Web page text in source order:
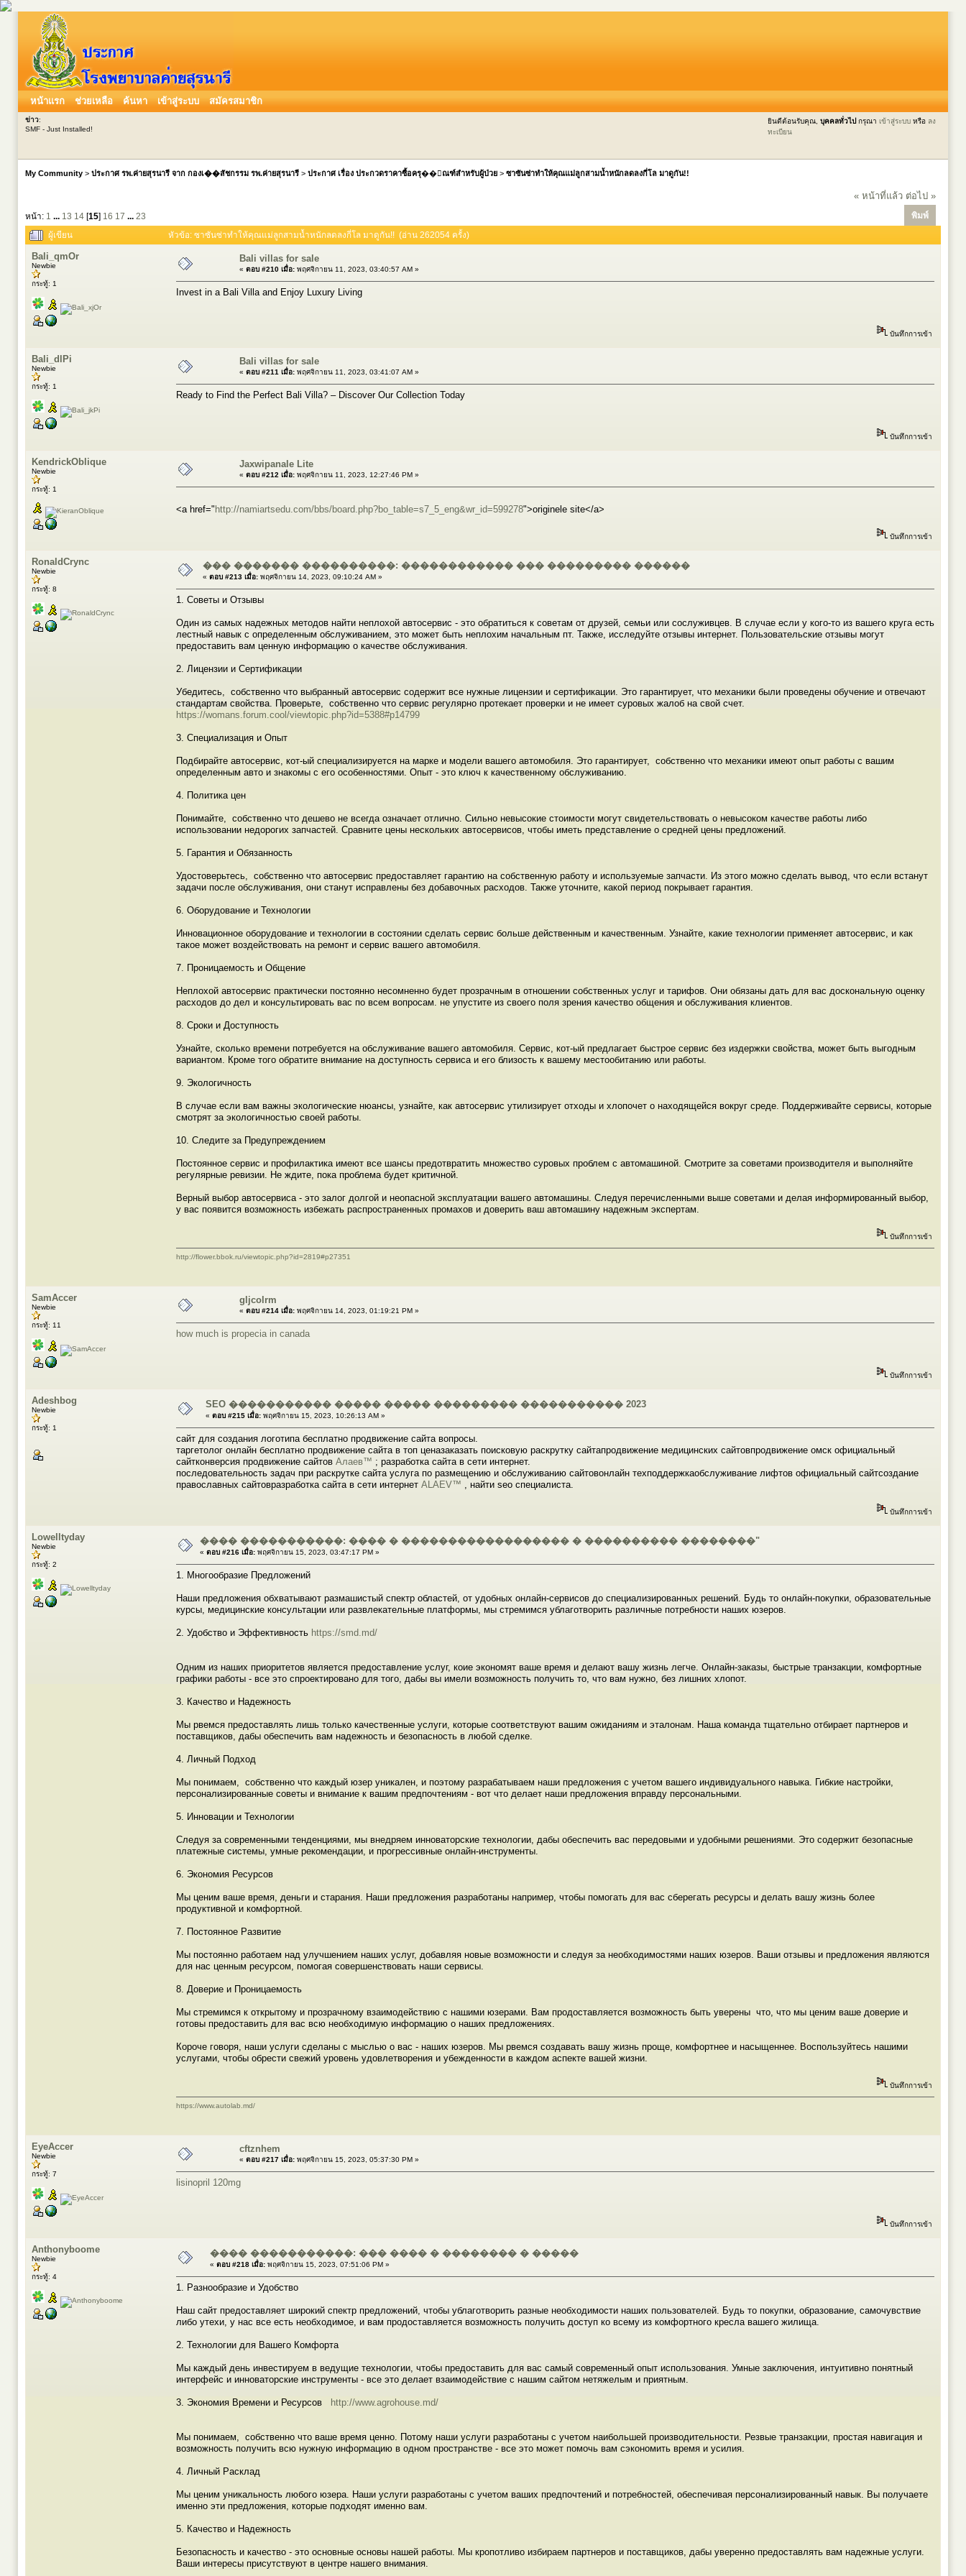
หน้าแรก ช่วยเหลือ ค้นหา เข้าสู่ระบบ สมัครสมาชิก
ยินดีต้อนรับคุณ, บุคคลทั่วไป กรุณา เข้าสู่ระบบ หรือ ลง
ทะเบียน
ข่าว:
SMF - Just Installed!
My Community > ประกาศ รพ.ค่ายสุรนารี จาก กองเ��สัชกรรม รพ.ค่ายสุรนารี > ประกาศ เรื่อง ประกวดราคาซื้อครุ��ัณฑ์สำหรับผู้ป่วย > ซาซันซ่าทำให้คุณแม่ลูกสามน้ำหนักลดลงกี่โล มาดูกัน!!
หน้า: 1 ... 13 14 [15] 16 17 ... 23
« หน้าที่แล้ว ต่อไป »
พิมพ์
ผู้เขียน หัวข้อ: ซาซันซ่าทำให้คุณแม่ลูกสามน้ำหนักลดลงกี่โล มาดูกัน!! (อ่าน 262054 ครั้ง)
Bali_qmOr
Newbie
กระทู้: 1
Bali villas for sale
« ตอบ #210 เมื่อ: พฤศจิกายน 11, 2023, 03:40:57 AM »
Invest in a Bali Villa and Enjoy Luxury Living
บันทึกการเข้า
Bali_dlPi
Newbie
กระทู้: 1
Bali villas for sale
« ตอบ #211 เมื่อ: พฤศจิกายน 11, 2023, 03:41:07 AM »
Ready to Find the Perfect Bali Villa? – Discover Our Collection Today
บันทึกการเข้า
KendrickOblique
Newbie
กระทู้: 1
Jaxwipanale Lite
« ตอบ #212 เมื่อ: พฤศจิกายน 11, 2023, 12:27:46 PM »
<a href=" http://namiartsedu.com/bbs/board.php?bo_table=s7_5_eng&wr_id=599278">originele site</a>
บันทึกการเข้า
RonaldCrync
Newbie
กระทู้: 8
��� ������� ����������: ������������ ��� ��������� ������
« ตอบ #213 เมื่อ: พฤศจิกายน 14, 2023, 09:10:24 AM »
1. Советы и Отзывы
Один из самых надежных методов найти неплохой автосервис - это обратиться к советам от друзей, семьи или сослуживцев. В случае если у кого-то из вашего круга есть
лестный навык с определенным обслуживанием, это может быть неплохим начальным пт. Также, исследуйте отзывы интернет. Пользовательские отзывы могут
предоставить вам ценную информацию о качестве обслуживания.
2. Лицензии и Сертификации
Убедитесь, собственно что выбранный автосервис содержит все нужные лицензии и сертификации. Это гарантирует, что механики были проведены обучение и отвечают
стандартам свойства. Проверьте, собственно что сервис регулярно протекает проверки и не имеет суровых жалоб на свой счет.
https://womans.forum.cool/viewtopic.php?id=5388#p14799
3. Специализация и Опыт
Подбирайте автосервис, кот-ый специализируется на марке и модели вашего автомобиля. Это гарантирует, собственно что механики имеют опыт работы с вашим
определенным авто и знакомы с его особенностями. Опыт - это ключ к качественному обслуживанию.
4. Политика цен
Понимайте, собственно что дешево не всегда означает отлично. Сильно невысокие стоимости могут свидетельствовать о невысоком качестве работы либо
использовании недорогих запчастей. Сравните цены нескольких автосервисов, чтобы иметь представление о средней цены предложений.
5. Гарантия и Обязанность
Удостоверьтесь, собственно что автосервис предоставляет гарантию на собственную работу и используемые запчасти. Из этого можно сделать вывод, что если встанут
задачи после обслуживания, они станут исправлены без добавочных расходов. Также уточните, какой период покрывает гарантия.
6. Оборудование и Технологии
Инновационное оборудование и технологии в состоянии сделать сервис больше действенным и качественным. Узнайте, какие технологии применяет автосервис, и как
такое может воздействовать на ремонт и сервис вашего автомобиля.
7. Проницаемость и Общение
Неплохой автосервис практически постоянно несомненно будет прозрачным в отношении собственных услуг и тарифов. Они обязаны дать для вас доскональную оценку
расходов до дел и консультировать вас по всем вопросам. не упустите из своего поля зрения качество общения и обслуживания клиентов.
8. Сроки и Доступность
Узнайте, сколько времени потребуется на обслуживание вашего автомобиля. Сервис, кот-ый предлагает быстрое сервис без издержки свойства, может быть выгодным
вариантом. Кроме того обратите внимание на доступность сервиса и его близость к вашему местообитанию или работы.
9. Экологичность
В случае если вам важны экологические нюансы, узнайте, как автосервис утилизирует отходы и хлопочет о находящейся вокруг среде. Поддерживайте сервисы, которые
смотрят за экологичностью своей работы.
10. Следите за Предупреждением
Постоянное сервис и профилактика имеют все шансы предотвратить множество суровых проблем с автомашиной. Смотрите за советами производителя и выполняйте
регулярные ревизии. Не ждите, пока проблема будет критичной.
Верный выбор автосервиса - это залог долгой и неопасной эксплуатации вашего автомашины. Следуя перечисленными выше советами и делая информированный выбор,
у вас появится возможность избежать распространенных промахов и доверить ваш автомашину надежным экспертам.
บันทึกการเข้า
http://flower.bbok.ru/viewtopic.php?id=2819#p27351
SamAccer
Newbie
กระทู้: 11
gljcolrm
« ตอบ #214 เมื่อ: พฤศจิกายน 14, 2023, 01:19:21 PM »
how much is propecia in canada
บันทึกการเข้า
Adeshbog
Newbie
กระทู้: 1
SEO ����������� ����� ����� ��������� ����������� 2023
« ตอบ #215 เมื่อ: พฤศจิกายน 15, 2023, 10:26:13 AM »
сайт для создания логотипа бесплатно продвижение сайта вопросы.
таргетолог онлайн бесплатно продвижение сайта в топ ценазаказать поисковую раскрутку сайтапродвижение медицинских сайтовпродвижение омск официальный
сайтконверсия продвижение сайтов Алаев™ ; разработка сайта в сети интернет.
последовательность задач при раскрутке сайта услуга по размещению и обслуживанию сайтовонлайн техподдержкаобслуживание лифтов официальный сайтсоздание
православных сайтовразработка сайта в сети интернет ALAEV™ , найти seo специалиста.
บันทึกการเข้า
Lowelltyday
Newbie
กระทู้: 2
���� �����������: ���� � ������������������ � ���������� ��������"
« ตอบ #216 เมื่อ: พฤศจิกายน 15, 2023, 03:47:17 PM »
1. Многообразие Предложений
Наши предложения обхватывают размашистый спектр областей, от удобных онлайн-сервисов до специализированных решений. Будь то онлайн-покупки, образовательные
курсы, медицинские консультации или развлекательные платформы, мы стремимся ублаготворить различные потребности наших юзеров.
2. Удобство и Эффективность https://smd.md/
Одним из наших приоритетов является предоставление услуг, коие экономят ваше время и делают вашу жизнь легче. Онлайн-заказы, быстрые транзакции, комфортные
графики работы - все это спроектировано для того, дабы вы имели возможность получить то, что вам нужно, без лишних хлопот.
3. Качество и Надежность
Мы рвемся предоставлять лишь только качественные услуги, которые соответствуют вашим ожиданиям и эталонам. Наша команда тщательно отбирает партнеров и
поставщиков, дабы обеспечить вам надежность и безопасность в любой сделке.
4. Личный Подход
Мы понимаем, собственно что каждый юзер уникален, и поэтому разрабатываем наши предложения с учетом вашего индивидуального навыка. Гибкие настройки,
персонализированные советы и внимание к вашим предпочтениям - вот что делает наши предложения вправду персональными.
5. Инновации и Технологии
Следуя за современными тенденциями, мы внедряем инноваторские технологии, дабы обеспечить вас передовыми и удобными решениями. Это содержит безопасные
платежные системы, умные рекомендации, и прогрессивные онлайн-инструменты.
6. Экономия Ресурсов
Мы ценим ваше время, деньги и старания. Наши предложения разработаны например, чтобы помогать для вас сберегать ресурсы и делать вашу жизнь более
продуктивной и комфортной.
7. Постоянное Развитие
Мы постоянно работаем над улучшением наших услуг, добавляя новые возможности и следуя за необходимостями наших юзеров. Ваши отзывы и предложения являются
для нас ценным ресурсом, помогая совершенствовать наши сервисы.
8. Доверие и Проницаемость
Мы стремимся к открытому и прозрачному взаимодействию с нашими юзерами. Вам продоставляется возможность быть уверены что, что мы ценим ваше доверие и
готовы предоставить для вас всю необходимую информацию о наших предложениях.
Короче говоря, наши услуги сделаны с мыслью о вас - наших юзеров. Мы рвемся создавать вашу жизнь проще, комфортнее и насыщеннее. Воспользуйтесь нашими
услугами, чтобы обрести свежий уровень удовлетворения и убежденности в каждом аспекте вашей жизни.
บันทึกการเข้า
https://www.autolab.md/
EyeAccer
Newbie
กระทู้: 7
cftznhem
« ตอบ #217 เมื่อ: พฤศจิกายน 15, 2023, 05:37:30 PM »
lisinopril 120mg
บันทึกการเข้า
Anthonyboome
Newbie
กระทู้: 4
���� �����������: ��� ���� � �������� � �����
« ตอบ #218 เมื่อ: พฤศจิกายน 15, 2023, 07:51:06 PM »
1. Разнообразие и Удобство
Наш сайт предоставляет широкий спектр предложений, чтобы ублаготворить разные необходимости наших пользователей. Будь то покупки, образование, самочувствие
либо утехи, у нас все есть необходимое, и вам продоставляется возможность получить доступ ко всему из комфортного кресла вашего жилища.
2. Технологии для Вашего Комфорта
Мы каждый день инвестируем в ведущие технологии, чтобы предоставить для вас самый современный опыт использования. Умные заключения, интуитивно понятный
интерфейс и инноваторские инструменты - все это делает взаимодействие с нашим сайтом нетяжелым и приятным.
3. Экономия Времени и Ресурсов http://www.agrohouse.md/
Мы понимаем, собственно что ваше время ценно. Потому наши услуги разработаны с учетом наибольшей производительности. Резвые транзакции, простая навигация и
возможность получить всю нужную информацию в одном пространстве - все это может помочь вам сэкономить время и усилия.
4. Личный Расклад
Мы ценим уникальность любого юзера. Наши услуги разработаны с учетом ваших предпочтений и потребностей, обеспечивая персонализированный навык. Вы получаете
именно эти предложения, которые подходят именно вам.
5. Качество и Надежность
Безопасность и качество - это основные основы нашей работы. Мы кропотливо избираем партнеров и поставщиков, дабы уверенно предоставлять вам надежные услуги.
Ваши интересы присутствуют в центре нашего внимания.